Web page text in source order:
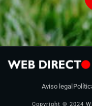
Aviso legal
Copyright © 2024